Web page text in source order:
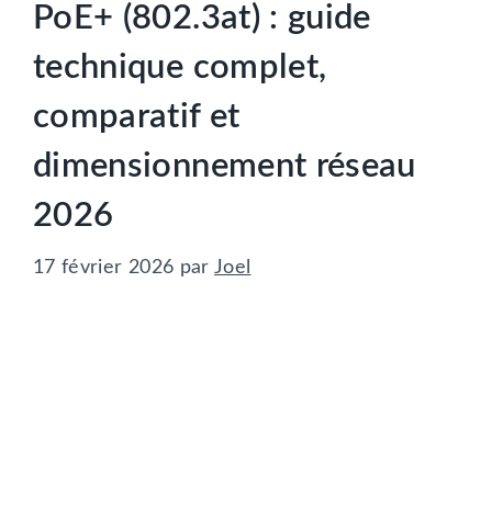
PoE+ (802.3at) : guide
technique complet,
comparatif et
dimensionnement réseau
2026
17 février 2026 par Joel